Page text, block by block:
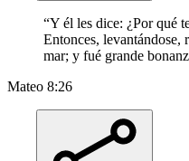
“Y él les dice: ¿Por qué
Entonces, levantándose,
mar; y fué grande
Mateo 8:26